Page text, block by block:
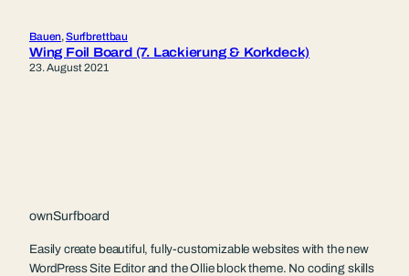
Bauen, Surfbrettbau
Wing Foil Board (7. Lackierung & Korkdeck)
23. August 2021
ownSurfboard
Easily create beautiful, fully-customizable websites with the new
WordPress Site Editor and the Ollie block theme. No coding skills